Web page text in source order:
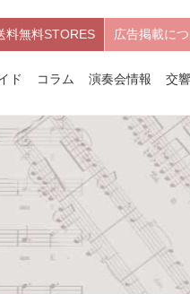
料無料STORES 広告掲載に
ド コラム 演奏会情報 交